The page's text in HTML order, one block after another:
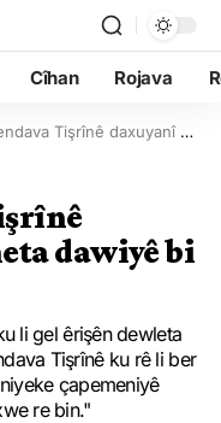
Cîhan Rojava
da: Em ê heta dawiyê bi hêzên xwe re bin
dawiyê bi
li gel êrişên dewleta
Tişrînê ku rê li ber
çapemeniyê
re bin."